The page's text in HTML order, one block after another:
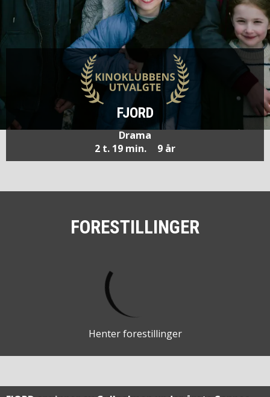
FJORD
Drama
2 t. 19 min.
9 år
FORESTILLINGER
Henter forestillinger